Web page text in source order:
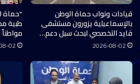
قيادات ونواب حماة الوطن
بالإسماعيلية يزورون مستشفى
فايد التخصصي لبحث سبل دعم…
2026-08-02
“حماة
02